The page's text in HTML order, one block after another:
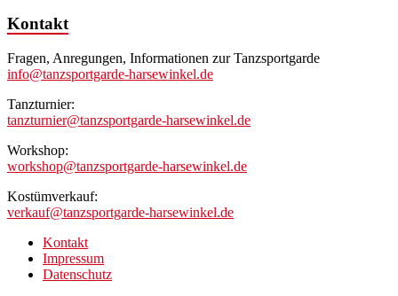
Kontakt
Fragen, Anregungen, Informationen zur Tanzsportgarde
info@tanzsportgarde-harsewinkel.de
Tanzturnier:
tanzturnier@tanzsportgarde-harsewinkel.de
Workshop:
workshop@tanzsportgarde-harsewinkel.de
Kostümverkauf:
verkauf@tanzsportgarde-harsewinkel.de
Kontakt
Impressum
Datenschutz